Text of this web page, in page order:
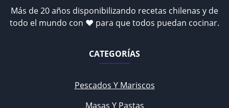
Más de 20 años disponibilizando recetas chilenas y de
todo el mundo con ♥ para que todos puedan cocinar.
CATEGORÍAS
Pescados Y Mariscos
Masas Y Pastas